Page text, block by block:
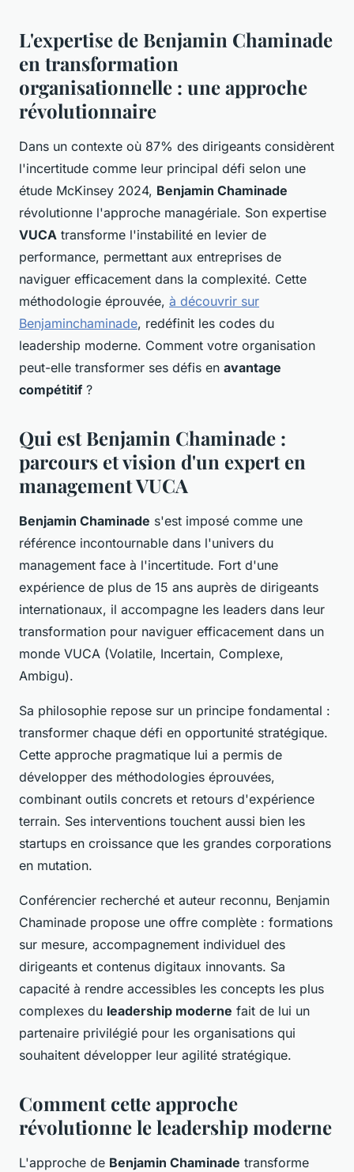
L'expertise de Benjamin Chaminade
en transformation
organisationnelle : une approche
révolutionnaire
Dans un contexte où 87% des dirigeants considèrent
l'incertitude comme leur principal défi selon une
étude McKinsey 2024, Benjamin Chaminade
révolutionne l'approche managériale. Son expertise
VUCA transforme l'instabilité en levier de
performance, permettant aux entreprises de
naviguer efficacement dans la complexité. Cette
méthodologie éprouvée, à découvrir sur
Benjaminchaminade, redéfinit les codes du
leadership moderne. Comment votre organisation
peut-elle transformer ses défis en avantage
compétitif ?
Qui est Benjamin Chaminade :
parcours et vision d'un expert en
management VUCA
Benjamin Chaminade s'est imposé comme une
référence incontournable dans l'univers du
management face à l'incertitude. Fort d'une
expérience de plus de 15 ans auprès de dirigeants
internationaux, il accompagne les leaders dans leur
transformation pour naviguer efficacement dans un
monde VUCA (Volatile, Incertain, Complexe,
Ambigu).
Sa philosophie repose sur un principe fondamental :
transformer chaque défi en opportunité stratégique.
Cette approche pragmatique lui a permis de
développer des méthodologies éprouvées,
combinant outils concrets et retours d'expérience
terrain. Ses interventions touchent aussi bien les
startups en croissance que les grandes corporations
en mutation.
Conférencier recherché et auteur reconnu, Benjamin
Chaminade propose une offre complète : formations
sur mesure, accompagnement individuel des
dirigeants et contenus digitaux innovants. Sa
capacité à rendre accessibles les concepts les plus
complexes du leadership moderne fait de lui un
partenaire privilégié pour les organisations qui
souhaitent développer leur agilité stratégique.
Comment cette approche
révolutionne le leadership moderne
L'approche de Benjamin Chaminade transforme